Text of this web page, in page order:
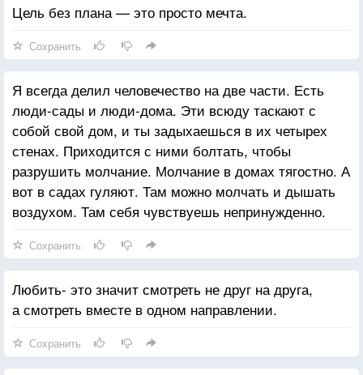
Цель без плана — это просто мечта.
Сохранить
Я всегда делил человечество на две части. Есть
люди-сады и люди-дома. Эти всюду таскают с
собой свой дом, и ты задыхаешься в их четырех
стенах. Приходится с ними болтать, чтобы
разрушить молчание. Молчание в домах тягостно. А
вот в садах гуляют. Там можно молчать и дышать
воздухом. Там себя чувствуешь непринужденно.
Сохранить
Любить- это значит смотреть не друг на друга,
а смотреть вместе в одном направлении.
Сохранить